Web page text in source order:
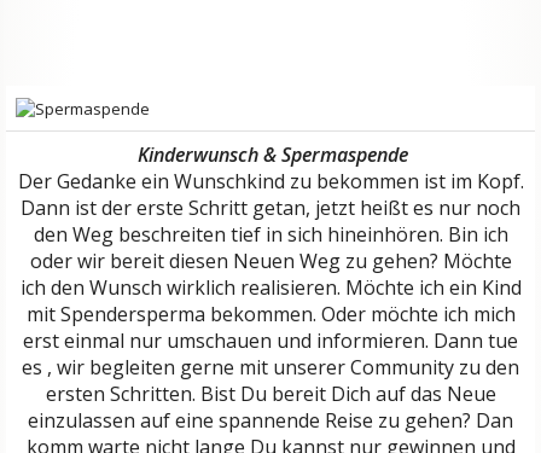
Kinderwunsch & Spermaspende
Der Gedanke ein Wunschkind zu bekommen ist im Kopf.
Dann ist der erste Schritt getan, jetzt heißt es nur noch
den Weg beschreiten tief in sich hineinhören. Bin ich
oder wir bereit diesen Neuen Weg zu gehen? Möchte
ich den Wunsch wirklich realisieren. Möchte ich ein Kind
mit Spendersperma bekommen. Oder möchte ich mich
erst einmal nur umschauen und informieren. Dann tue
es , wir begleiten gerne mit unserer Community zu den
ersten Schritten. Bist Du bereit Dich auf das Neue
einzulassen auf eine spannende Reise zu gehen? Dan
komm warte nicht lange Du kannst nur gewinnen und